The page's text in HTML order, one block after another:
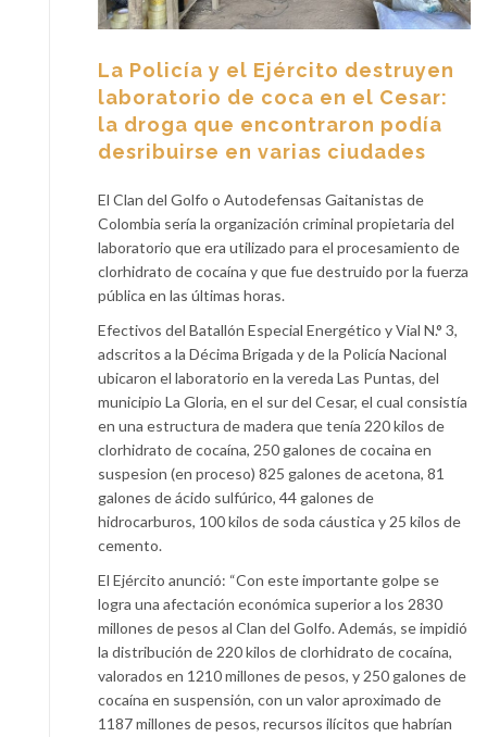
La Policía y el Ejército destruyen
laboratorio de coca en el Cesar:
la droga que encontraron podía
desribuirse en varias ciudades
El Clan del Golfo o Autodefensas Gaitanistas de
Colombia sería la organización criminal propietaria del
laboratorio que era utilizado para el procesamiento de
clorhidrato de cocaína y que fue destruido por la fuerza
pública en las últimas horas.
Efectivos del Batallón Especial Energético y Vial N.° 3,
adscritos a la Décima Brigada y de la Policía Nacional
ubicaron el laboratorio en la vereda Las Puntas, del
municipio La Gloria, en el sur del Cesar, el cual consistía
en una estructura de madera que tenía 220 kilos de
clorhidrato de cocaína, 250 galones de cocaina en
suspesion (en proceso) 825 galones de acetona, 81
galones de ácido sulfúrico, 44 galones de
hidrocarburos, 100 kilos de soda cáustica y 25 kilos de
cemento.
El Ejército anunció: “Con este importante golpe se
logra una afectación económica superior a los 2830
millones de pesos al Clan del Golfo. Además, se impidió
la distribución de 220 kilos de clorhidrato de cocaína,
valorados en 1210 millones de pesos, y 250 galones de
cocaína en suspensión, con un valor aproximado de
1187 millones de pesos, recursos ilícitos que habrían